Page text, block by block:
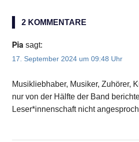
Anzeige
2 KOMMENTARE
Pia sagt:
17. September 2024 um 09:48 Uhr
Musikliebhaber, Musiker, Zuhörer,
nur von der Hälfte der Band
Leser*innenschaft nicht